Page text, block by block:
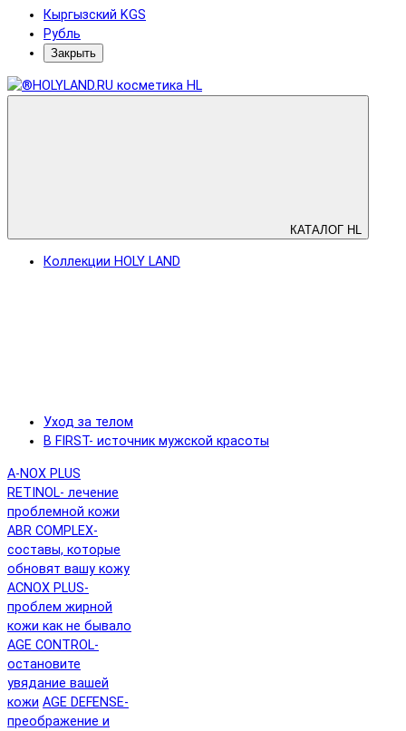
Кыргызский KGS
Рубль
Закрыть
КАТАЛОГ HL
Коллекции HOLY LAND
Уход за телом
B FIRST- источник мужской красоты
A-NOX PLUS
RETINOL- лечение
проблемной кожи
ABR COMPLEX-
составы, которые
обновят вашу кожу
ACNOX PLUS-
проблем жирной
кожи как не бывало
AGE CONTROL-
остановите
увядание вашей
кожи AGE DEFENSE-
преображение и